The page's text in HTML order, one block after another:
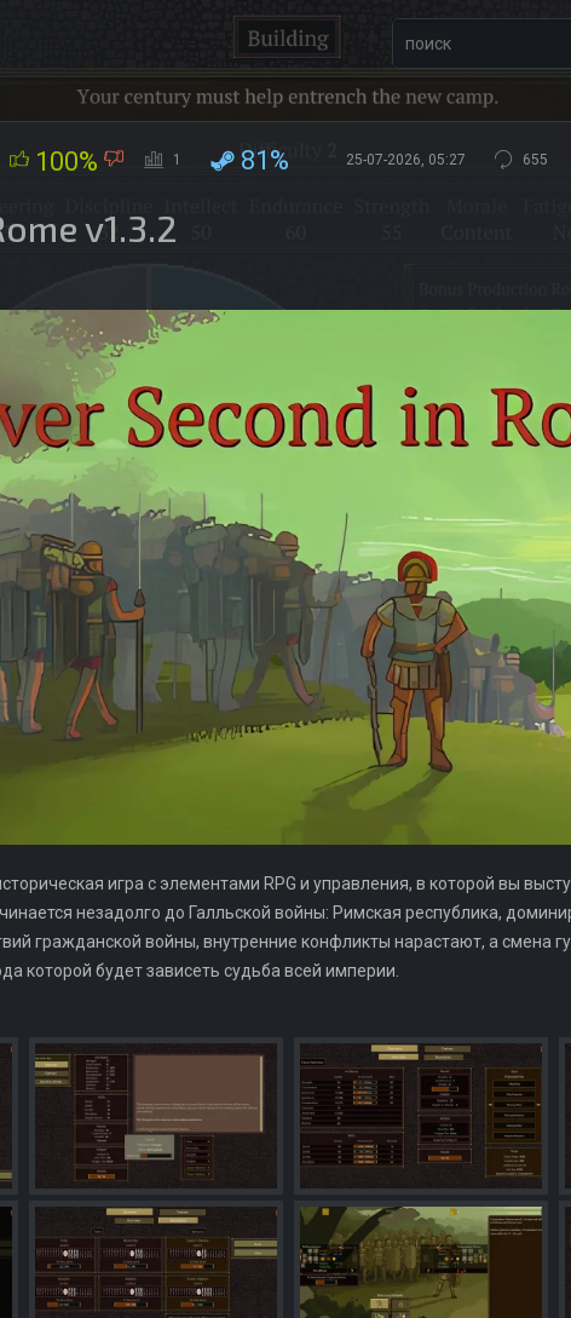
100% 1 81% 25-07-2026, 05:27 655
v1.3.2
игра с элементами RPG и управления, в которой вы
незадолго до Галльской войны: Римская республика,
гражданской войны, внутренние конфликты нарастают, а смена
которой будет зависеть судьба всей империи.